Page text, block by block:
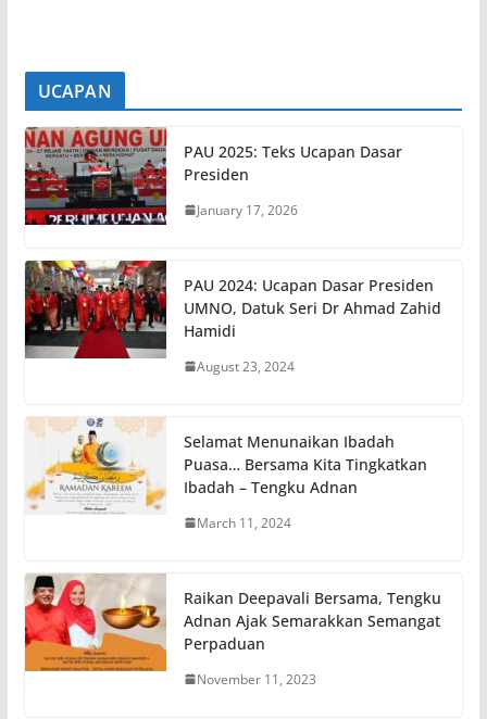
UCAPAN
PAU 2025: Teks Ucapan Dasar
Presiden
January 17, 2026
PAU 2024: Ucapan Dasar Presiden
UMNO, Datuk Seri Dr Ahmad Zahid
Hamidi
August 23, 2024
Selamat Menunaikan Ibadah
Puasa… Bersama Kita Tingkatkan
Ibadah – Tengku Adnan
March 11, 2024
Raikan Deepavali Bersama, Tengku
Adnan Ajak Semarakkan Semangat
Perpaduan
November 11, 2023